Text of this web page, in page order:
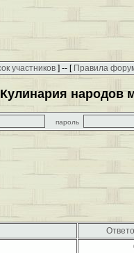
участников] -- [ Правила
Кулинария народов
пароль